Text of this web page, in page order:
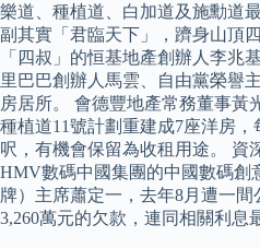
樂道、種植道、白加道及施勳道
副其實「君臨天下」，躋身山頂
「四叔」的恒基地產創辦人李兆
里巴巴創辦人馬雲、自由黨榮譽
房居所。 會德豐地產常務董事黃
種植道11號計劃重建成7座洋房，
呎，有機會保留為收租用途。 資
HMV數碼中國集團的中國數碼創
牌）主席蕭定一，去年8月遭一
3,260萬元的欠款，連同相關利息